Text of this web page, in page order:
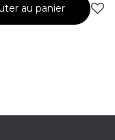
au panier